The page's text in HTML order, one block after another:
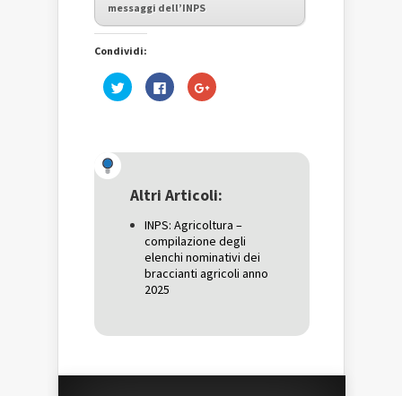
messaggi dell’INPS
Condividi:
Fai
clic
una
nuova
Fai
clic
nuova
finestra)
Fai
clic
una
nuova
Altri Articoli:
INPS: Agricoltura –
compilazione degli
elenchi nominativi dei
braccianti agricoli anno
2025